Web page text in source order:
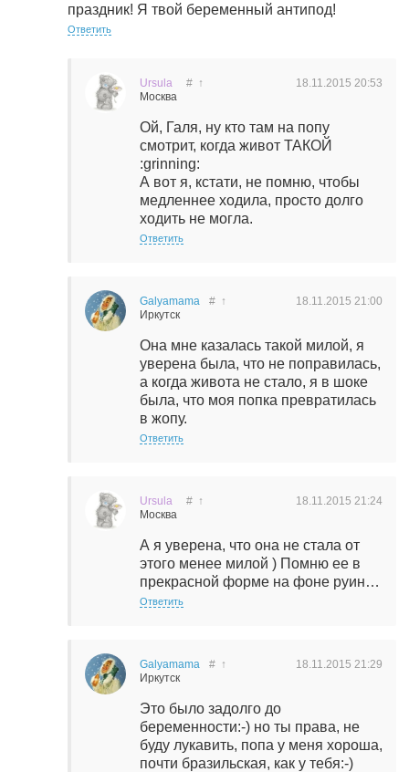
праздник! Я твой беременный антипод!
Ответить
Ursula
Москва
18.11.2015 20:53
# ↑
Ой, Галя, ну кто там на попу
смотрит, когда живот ТАКОЙ
:grinning:
А вот я, кстати, не помню, чтобы
медленнее ходила, просто долго
ходить не могла.
Ответить
Galyamama
Иркутск
18.11.2015 21:00
# ↑
Она мне казалась такой милой, я
уверена была, что не поправилась,
а когда живота не стало, я в шоке
была, что моя попка превратилась
в жопу.
Ответить
Ursula
Москва
18.11.2015 21:24
# ↑
А я уверена, что она не стала от
этого менее милой ) Помню ее в
прекрасной форме на фоне руин…
Ответить
Galyamama
Иркутск
18.11.2015 21:29
# ↑
Это было задолго до
беременности:-) но ты права, не
буду лукавить, попа у меня хороша,
почти бразильская, как у тебя:-)